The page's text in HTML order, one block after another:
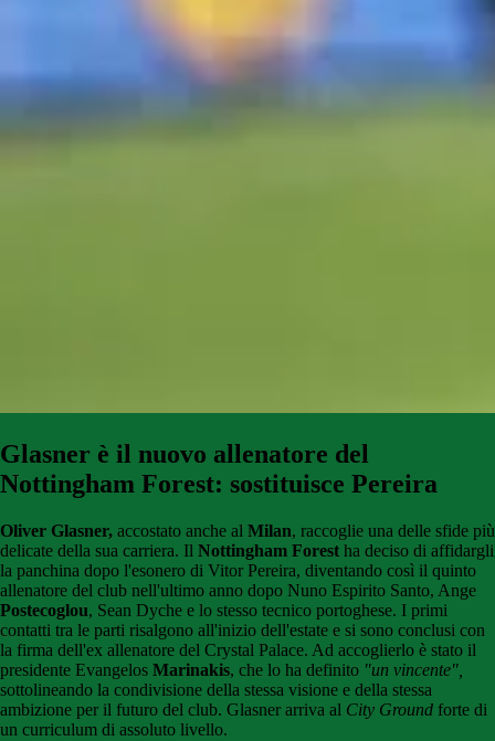
Glasner è il nuovo allenatore del
Nottingham Forest: sostituisce Pereira
Oliver Glasner, accostato anche al Milan, raccoglie una delle sfide più
delicate della sua carriera. Il Nottingham Forest ha deciso di affidargli
la panchina dopo l'esonero di Vitor Pereira, diventando così il quinto
allenatore del club nell'ultimo anno dopo Nuno Espirito Santo, Ange
Postecoglou, Sean Dyche e lo stesso tecnico portoghese. I primi
contatti tra le parti risalgono all'inizio dell'estate e si sono conclusi con
la firma dell'ex allenatore del Crystal Palace. Ad accoglierlo è stato il
presidente Evangelos Marinakis, che lo ha definito "un vincente",
sottolineando la condivisione della stessa visione e della stessa
ambizione per il futuro del club. Glasner arriva al City Ground forte di
un curriculum di assoluto livello.